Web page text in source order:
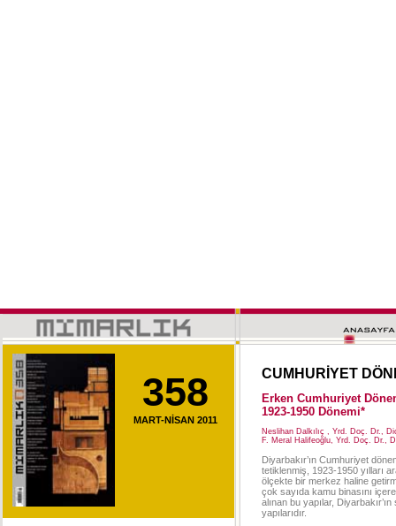
358
MART-NİSAN 2011
CUMHURİYET
Erken Cumhuriyet
1923-1950 Dönemi*
Neslihan Dalkılıç , Yrd. Doç. Dr.,
F. Meral Halifeoğlu, Yrd. Doç. Dr.,
Diyarbakır’ın Cumhuriyet
tetiklenmiş, 1923-1950 yılları
ölçekte bir merkez haline
çok sayıda kamu binasını
alınan bu yapılar,
yapılarıdır.